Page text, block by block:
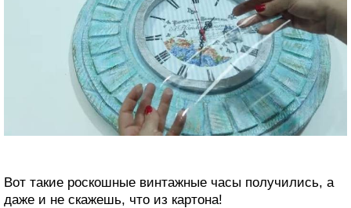
Вот такие роскошные винтажные часы получились, а
даже и не скажешь, что из картона!